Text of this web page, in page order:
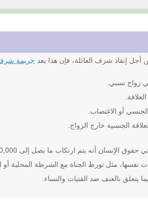
إنقاذ شرف العائلة، فإن هذا يعد جريمة
زواج نسبي.
أو الاغتصاب.
الجنسية خارج الزواج.
مثل تورط الجناة مع الشرطة المحلية أو
يتعلق بالعنف ضد الفتيات والنساء.